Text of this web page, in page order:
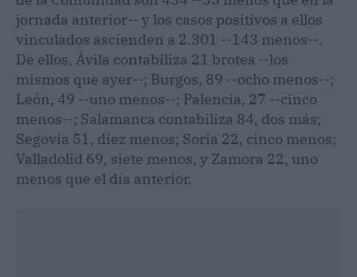
jornada anterior-- y los casos positivos a ellos
vinculados ascienden a 2.301 --143 menos--.
De ellos, Ávila contabiliza 21 brotes --los
mismos que ayer--; Burgos, 89 --ocho menos--;
León, 49 --uno menos--; Palencia, 27 --cinco
menos--; Salamanca contabiliza 84, dos más;
Segovia 51, diez menos; Soria 22, cinco menos;
Valladolid 69, siete menos, y Zamora 22, uno
menos que el día anterior.